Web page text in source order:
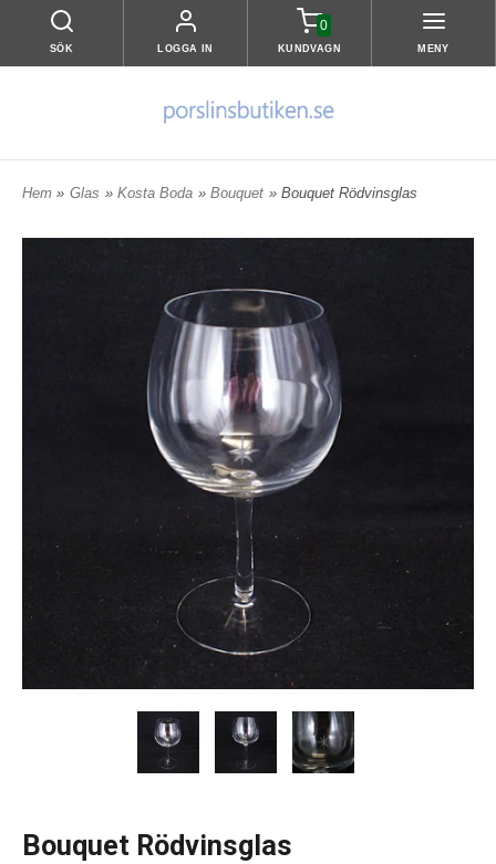
SÖK LOGGA IN
0
KUNDVAGN MENY
Hem » Glas » Kosta Boda » Bouquet » Bouquet Rödvinsglas
Bouquet Rödvinsglas